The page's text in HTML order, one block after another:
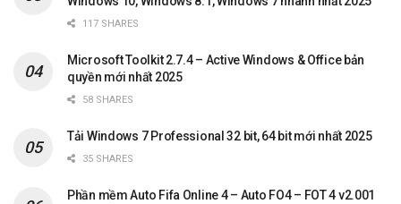
117 SHARES
Microsoft Toolkit 2.7.4 – Active Windows & Office bản
quyền mới nhất 2025
58 SHARES
Tải Windows 7 Professional 32 bit, 64 bit mới nhất 2025
35 SHARES
Phần mềm Auto Fifa Online 4 – Auto FO4 – FOT 4 v2.001